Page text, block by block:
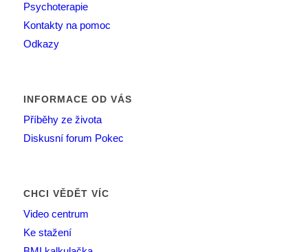
Psychoterapie
Kontakty na pomoc
Odkazy
INFORMACE OD VÁS
Příběhy ze života
Diskusní forum Pokec
CHCI VĚDĚT VÍC
Video centrum
Ke stažení